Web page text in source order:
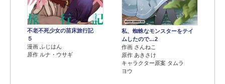
不老不死少女の苗床旅行記
５
漫画 ふじはん
原作 ルナ・ウサギ
私、蜘蛛なモンスターをテイ
ムしたので…2
作画 さんねこ
原作 あきさけ
キャラクター原案 タムラ
ヨウ